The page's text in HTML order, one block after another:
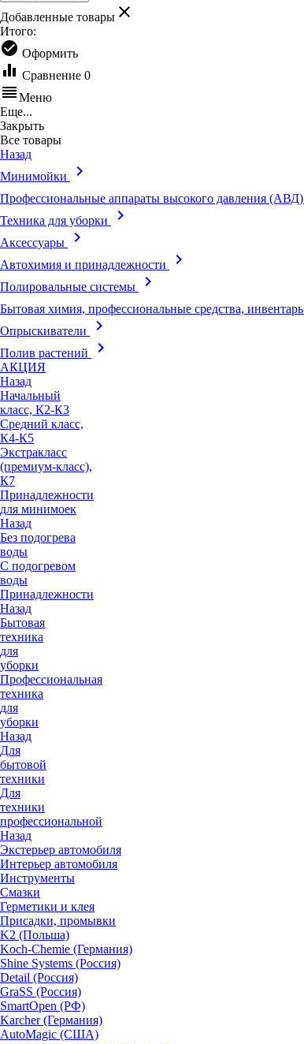
Добавленные товары clear
Итого:
check_circle Оформить
equalizer Сравнение 0
reorderМеню
Еще...
Закрыть
Все товары
Назад
Минимойки
keyboard_arrow_right
Профессиональные аппараты высокого давления (АВД)
Техника для уборки keyboard_arrow_right
Аксессуары keyboard_arrow_right
Автохимия и принадлежности keyboard_arrow_right
Полировальные системы keyboard_arrow_right
Бытовая химия, профессиональные средства, инвентарь
Опрыскиватели keyboard_arrow_right
Полив растений keyboard_arrow_right
АКЦИЯ
Назад
Начальный
класс, К2-К3
Средний класс,
К4-К5
Экстракласс
(премиум-класс),
К7
Принадлежности
для минимоек
Назад
Без подогрева
воды
С подогревом
воды
Принадлежности
Назад
Бытовая
техника
для
уборки
Профессиональная
техника
для
уборки
Назад
Для
бытовой
техники
Для
техники
профессиональной
Назад
Экстерьер автомобиля
Интерьер автомобиля
Инструменты
Смазки
Герметики и клея
Присадки, промывки
K2 (Польша)
Koch-Chemie (Германия)
Shine Systems (Россия)
Detail (Россия)
GraSS (Россия)
SmartOpen (РФ)
Karcher (Германия)
AutoMagic (США)